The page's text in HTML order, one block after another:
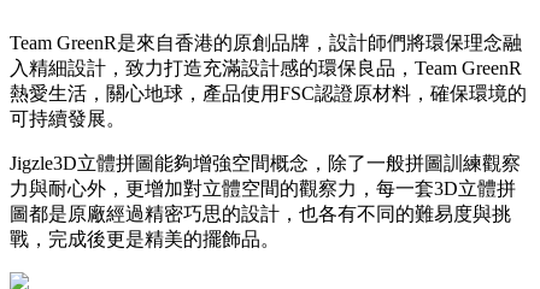
Team GreenR是來自香港的原創品牌，設計師們將環保理念融
入精細設計，致力打造充滿設計感的環保良品，Team GreenR
熱愛生活，關心地球，產品使用FSC認證原材料，確保環境的
可持續發展。
Jigzle3D立體拼圖能夠增強空間概念，除了一般拼圖訓練觀察
力與耐心外，更增加對立體空間的觀察力，每一套3D立體拼
圖都是原廠經過精密巧思的設計，也各有不同的難易度與挑
戰，完成後更是精美的擺飾品。